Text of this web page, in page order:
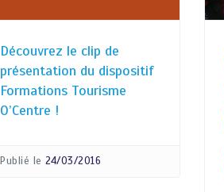
Découvrez le clip de
présentation du dispositif
Formations Tourisme
O’Centre !
Publié le 24/03/2016